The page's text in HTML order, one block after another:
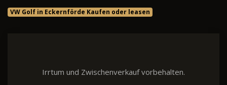
VW Golf in Eckernförde Kaufen oder leasen
Irrtum und Zwischenverkauf vorbehalten.